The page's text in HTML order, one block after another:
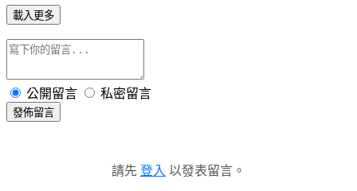
載入更多
公開留言 私密留言
發佈留言
請先 登入 以發表留言。